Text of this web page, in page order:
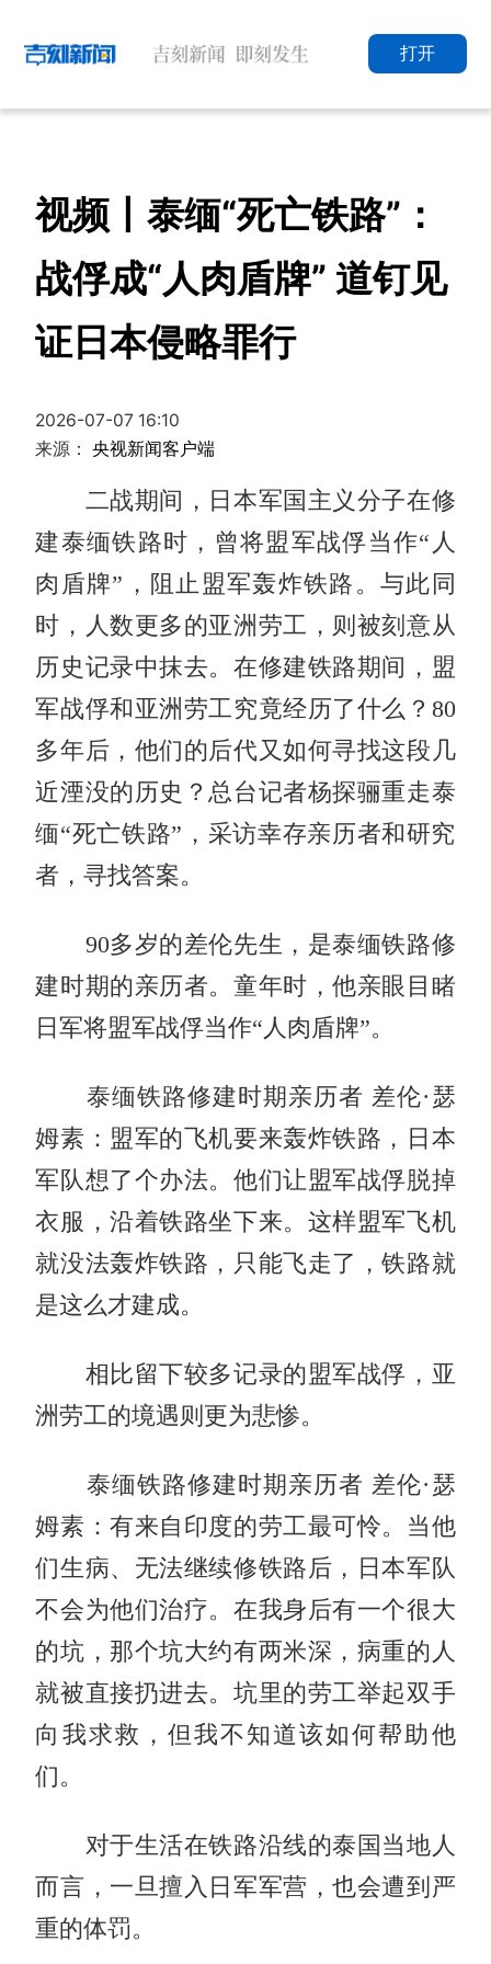
打开
视频丨泰缅“死亡铁路”：
战俘成“人肉盾牌” 道钉见
证日本侵略罪行
2026-07-07 16:10
来源：央视新闻客户端
二战期间，日本军国主义分子在修
建泰缅铁路时，曾将盟军战俘当作“人
肉盾牌”，阻止盟军轰炸铁路。与此同
时，人数更多的亚洲劳工，则被刻意从
历史记录中抹去。在修建铁路期间，盟
军战俘和亚洲劳工究竟经历了什么？80
多年后，他们的后代又如何寻找这段几
近湮没的历史？总台记者杨探骊重走泰
缅“死亡铁路”，采访幸存亲历者和研究
者，寻找答案。
90多岁的差伦先生，是泰缅铁路修
建时期的亲历者。童年时，他亲眼目睹
日军将盟军战俘当作“人肉盾牌”。
泰缅铁路修建时期亲历者 差伦·瑟
姆素：盟军的飞机要来轰炸铁路，日本
军队想了个办法。他们让盟军战俘脱掉
衣服，沿着铁路坐下来。这样盟军飞机
就没法轰炸铁路，只能飞走了，铁路就
是这么才建成。
相比留下较多记录的盟军战俘，亚
洲劳工的境遇则更为悲惨。
泰缅铁路修建时期亲历者 差伦·瑟
姆素：有来自印度的劳工最可怜。当他
们生病、无法继续修铁路后，日本军队
不会为他们治疗。在我身后有一个很大
的坑，那个坑大约有两米深，病重的人
就被直接扔进去。坑里的劳工举起双手
向我求救，但我不知道该如何帮助他
们。
对于生活在铁路沿线的泰国当地人
而言，一旦擅入日军军营，也会遭到严
重的体罚。